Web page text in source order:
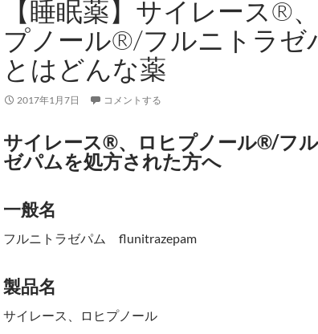
【睡眠薬】サイレース®
プノール®/フルニトラゼ
とはどんな薬
2017年1月7日 コメントする
サイレース®、ロヒプノール®/フ
ゼパムを処方された方へ
一般名
フルニトラゼパム flunitrazepam
製品名
サイレース、ロヒプノール